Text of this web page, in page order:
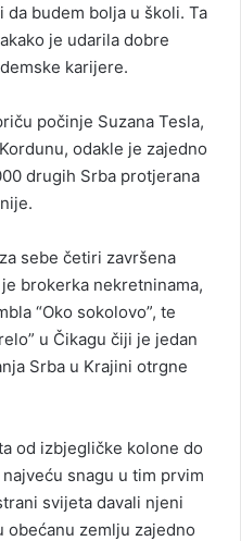
da budem bolja u školi. Ta
je udarila dobre
karijere.
počinje Suzana Tesla,
odakle je zajedno
drugih Srba protjerana
sebe četiri završena
brokerka nekretninama,
“Oko sokolovo”, te
u Čikagu čiji je jedan
Srba u Krajini otrgne
od izbjegličke kolone do
snagu u tim prvim
svijeta davali njeni
zemlju zajedno